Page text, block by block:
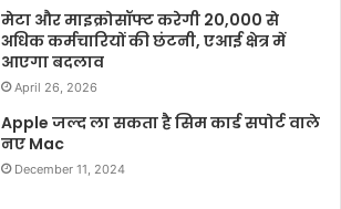
मेटा और माइक्रोसॉफ्ट करेगी 20,000 से
अधिक कर्मचारियों की छंटनी, एआई क्षेत्र में
आएगा बदलाव
April 26, 2026
Apple जल्द ला सकता है सिम कार्ड सपोर्ट वाले
नए Mac
December 11, 2024